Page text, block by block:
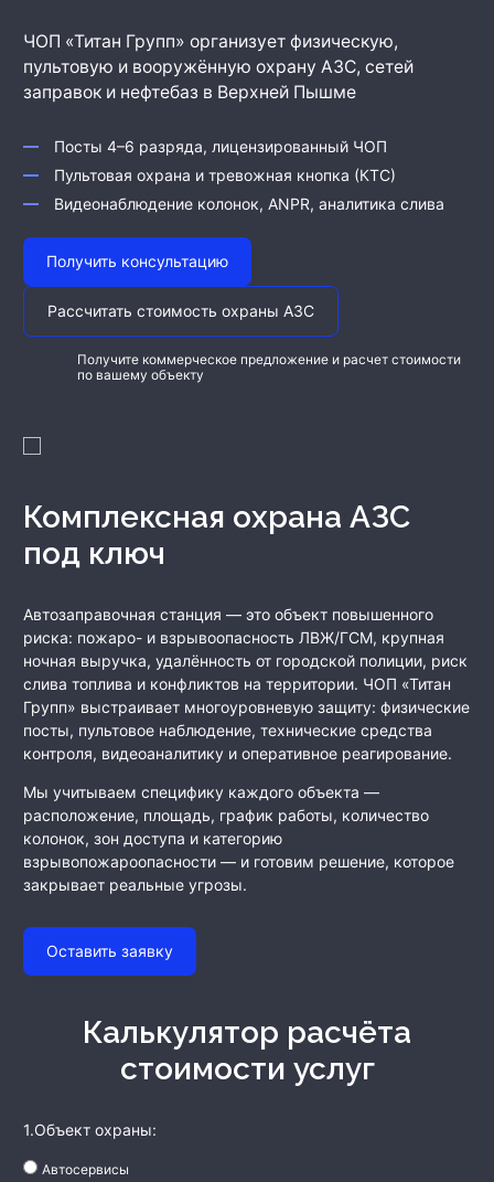
ЧОП «Титан Групп» организует физическую,
пультовую и вооружённую охрану АЗС, сетей
заправок и нефтебаз в Верхней Пышме
Посты 4–6 разряда, лицензированный ЧОП
Пультовая охрана и тревожная кнопка (КТС)
Видеонаблюдение колонок, ANPR, аналитика слива
Получить консультацию
Рассчитать стоимость охраны АЗС
Получите коммерческое предложение и расчет стоимости
по вашему объекту
Комплексная охрана АЗС
под ключ
Автозаправочная станция — это объект повышенного
риска: пожаро- и взрывоопасность ЛВЖ/ГСМ, крупная
ночная выручка, удалённость от городской полиции, риск
слива топлива и конфликтов на территории. ЧОП «Титан
Групп» выстраивает многоуровневую защиту: физические
посты, пультовое наблюдение, технические средства
контроля, видеоаналитику и оперативное реагирование.
Мы учитываем специфику каждого объекта —
расположение, площадь, график работы, количество
колонок, зон доступа и категорию
взрывопожароопасности — и готовим решение, которое
закрывает реальные угрозы.
Оставить заявку
Калькулятор расчёта
стоимости услуг
1.Объект охраны:
Автосервисы